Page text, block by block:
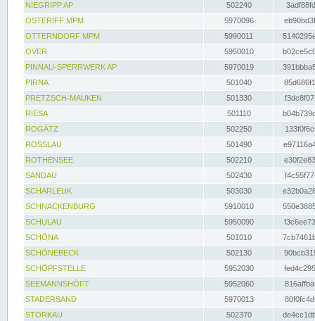
NIEGRIPP AP
502240
OSTERIFF MPM
5970096
OTTERNDORF MPM
5990011
OVER
5950010
PINNAU-SPERRWERK AP
5970019
PIRNA
501040
PRETZSCH-MAUKEN
501330
RIESA
501110
ROGÄTZ
502250
ROSSLAU
501490
ROTHENSEE
502210
SANDAU
502430
SCHARLEUK
503030
SCHNACKENBURG
5910010
SCHULAU
5950090
SCHÖNA
501010
SCHÖNEBECK
502130
SCHÖPFSTELLE
5952030
SEEMANNSHÖFT
5952060
STADERSAND
5970013
STORKAU
502370